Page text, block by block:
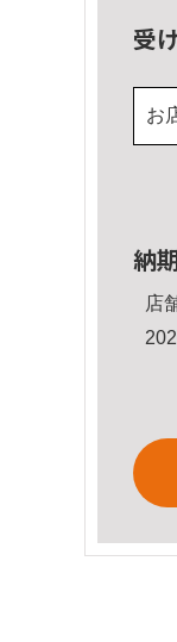
受
お
納
店